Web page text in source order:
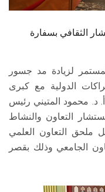
الزائـرونالثقافي بسفارة
لزيادة مد جسور
الدولية مع كبرى
د. محمود المتيني رئيس
التعاون والنشاط
ملحق التعاون العلمي
الجامعي وذلك بقصر